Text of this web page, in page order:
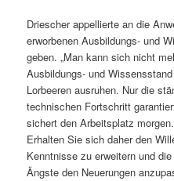
Driescher appellierte an die
erworbenen Ausbildungs- und
geben. „Man kann sich nicht
Ausbildungs- und
Lorbeeren ausruhen. Nur die
technischen Fortschritt
sichert den Arbeitsplatz
Erhalten Sie sich daher den
Kenntnisse zu erweitern und
Ängste den Neuerungen